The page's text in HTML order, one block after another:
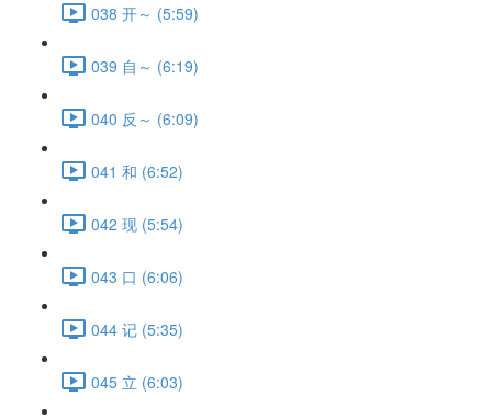
038 开～ (5:59)
039 自～ (6:19)
040 反～ (6:09)
041 和 (6:52)
042 现 (5:54)
043 口 (6:06)
044 记 (5:35)
045 立 (6:03)